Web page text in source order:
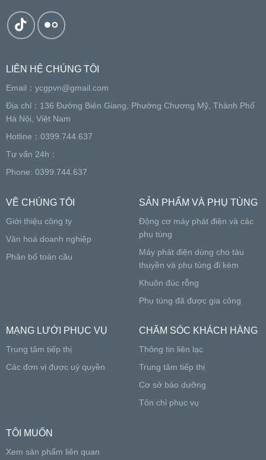
LIÊN HỆ CHÚNG TÔI
Email： ycgpvn@gmail.com
Địa chỉ：136 Đường Biên Giang, Phường Chương Mỹ, Thành Phố
Hà Nội, Việt Nam
Hotline：0399.744.637
Tư vấn 24h：
Phone: 0399.744.637
VỀ CHÚNG TÔI
Giới thiệu công ty
Văn hoá doanh nghiệp
Phân bố toàn cầu
SẢN PHẨM VÀ PHỤ TÙNG
Động cơ máy phát điện và các
phụ tùng
Máy phát điện dùng cho tàu
thuyền và phụ tùng đi kèm
Khuôn đúc rỗng
Phụ tùng đã được gia công
MẠNG LƯỚI PHỤC VỤ
Trung tâm tiếp thị
Các đơn vị được uỷ quyền
CHĂM SÓC KHÁCH HÀNG
Thông tin liên lạc
Trung tâm tiếp thị
Cơ sở bảo dưỡng
Tôn chỉ phục vụ
TÔI MUỐN
Xem sản phẩm liên quan